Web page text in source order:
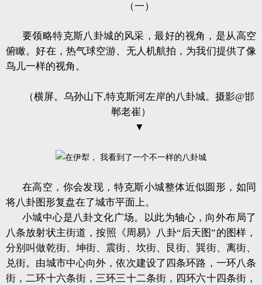
（一）
要领略特克斯八卦城的风采，最好的视角，是从高空
俯瞰。好在，热气球空游、无人机航拍，为我们提供了像
鸟儿一样的视角。
（横屏。乌孙山下,特克斯河左岸的八卦城。摄影@邯
郸老崔）
▼
在高空，你会发现，特克斯小城整体近似圆形，如同
将八卦图形复盘在了城市平面上。
小城中心是八卦文化广场。以此为轴心，向外布局了
八条放射状主街道，按照《周易》八卦“后天图”的图样，
分别叫做乾街、坤街、震街、坎街、艮街、巽街、离街、
兑街。由城市中心向外，依次建设了四条环路，一环八条
街，二环十六条街，三环三十二条街，四环六十四条街，